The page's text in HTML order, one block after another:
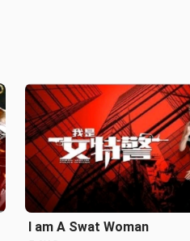
I am A Swat Woman